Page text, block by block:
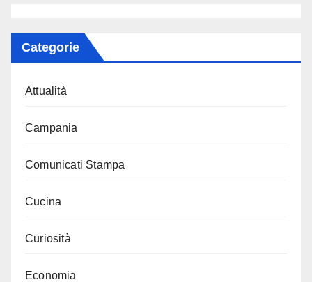
Categorie
Attualità
Campania
Comunicati Stampa
Cucina
Curiosità
Economia